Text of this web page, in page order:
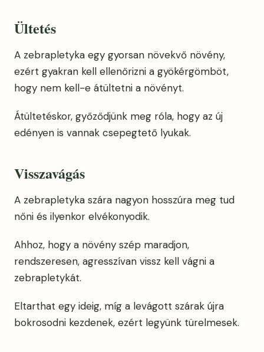
Ültetés
A zebrapletyka egy gyorsan növekvő növény,
ezért gyakran kell ellenőrizni a gyökérgömböt,
hogy nem kell-e átültetni a növényt.
Átültetéskor, győződjünk meg róla, hogy az új
edényen is vannak csepegtető lyukak.
Visszavágás
A zebrapletyka szára nagyon hosszúra meg tud
nőni és ilyenkor elvékonyodik.
Ahhoz, hogy a növény szép maradjon,
rendszeresen, agresszívan vissz kell vágni a
zebrapletykát.
Eltarthat egy ideig, míg a levágott szárak újra
bokrosodni kezdenek, ezért legyünk türelmesek.